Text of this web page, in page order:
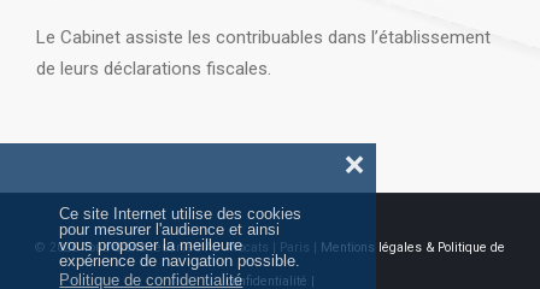
Ce site Internet utilise des cookies
pour mesurer l'audience et ainsi
vous proposer la meilleure
expérience de navigation possible.
Politique de confidentialité
❌
Le Cabinet assiste les contribuables dans l’établissement
de leurs déclarations fiscales.
© 2026 Tous droits réservés AJ Avocats | Paris | Mentions légales & Politique de
confidentialité |